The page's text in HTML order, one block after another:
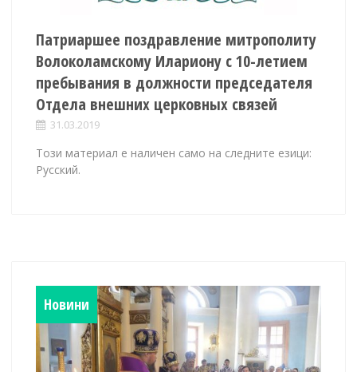
Патриаршее поздравление митрополиту
Волоколамскому Илариону с 10-летием
пребывания в должности председателя
Отдела внешних церковных связей
31.03.2019
Този материал е наличен само на следните езици:
Русский.
Новини